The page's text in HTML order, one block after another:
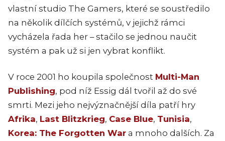
vlastní studio The Gamers, které se soustředilo
na několik dílčích systémů, v jejichž rámci
vycházela řada her – stačilo se jednou naučit
systém a pak už si jen vybrat konflikt.
V roce 2001 ho koupila společnost Multi-Man
Publishing, pod níž Essig dál tvořil až do své
smrti. Mezi jeho nejvýznačnější díla patří hry
Afrika, Last Blitzkrieg, Case Blue, Tunisia,
Korea: The Forgotten War a mnoho dalších. Za